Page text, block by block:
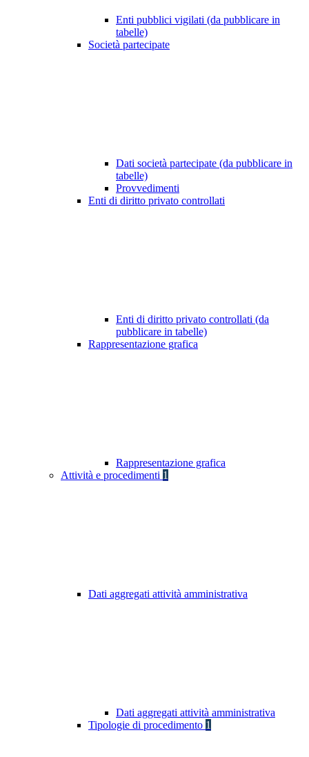
Enti pubblici vigilati (da pubblicare in
tabelle)
Società partecipate
Dati società partecipate (da pubblicare in
tabelle)
Provvedimenti
Enti di diritto privato controllati
Enti di diritto privato controllati (da
pubblicare in tabelle)
Rappresentazione grafica
Rappresentazione grafica
Attività e procedimenti 1
Dati aggregati attività amministrativa
Dati aggregati attività amministrativa
Tipologie di procedimento 1